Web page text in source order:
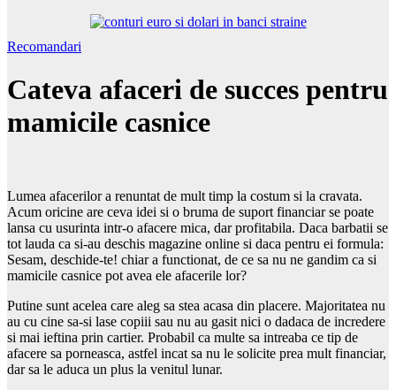
Recomandari
Cateva afaceri de succes pentru
mamicile casnice
Lumea afacerilor a renuntat de mult timp la costum si la cravata.
Acum oricine are ceva idei si o bruma de suport financiar se poate
lansa cu usurinta intr-o afacere mica, dar profitabila. Daca barbatii se
tot lauda ca si-au deschis magazine online si daca pentru ei formula:
Sesam, deschide-te! chiar a functionat, de ce sa nu ne gandim ca si
mamicile casnice pot avea ele afacerile lor?
Putine sunt acelea care aleg sa stea acasa din placere. Majoritatea nu
au cu cine sa-si lase copiii sau nu au gasit nici o dadaca de incredere
si mai ieftina prin cartier. Probabil ca multe sa intreaba ce tip de
afacere sa porneasca, astfel incat sa nu le solicite prea mult financiar,
dar sa le aduca un plus la venitul lunar.